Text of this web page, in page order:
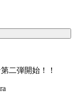
二弾開始！！